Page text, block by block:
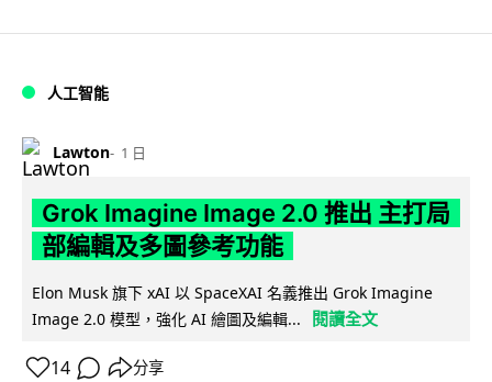
人工智能
Lawton 1 日
Grok Imagine Image 2.0 推出 主打局
部編輯及多圖參考功能
Elon Musk 旗下 xAI 以 SpaceXAI 名義推出 Grok Imagine
Image 2.0 模型，強化 AI 繪圖及編輯...
閱讀全文
14 分享